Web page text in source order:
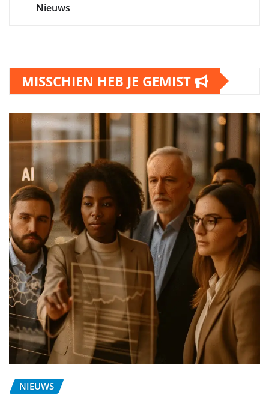
Nieuws
MISSCHIEN HEB JE GEMIST
NIEUWS